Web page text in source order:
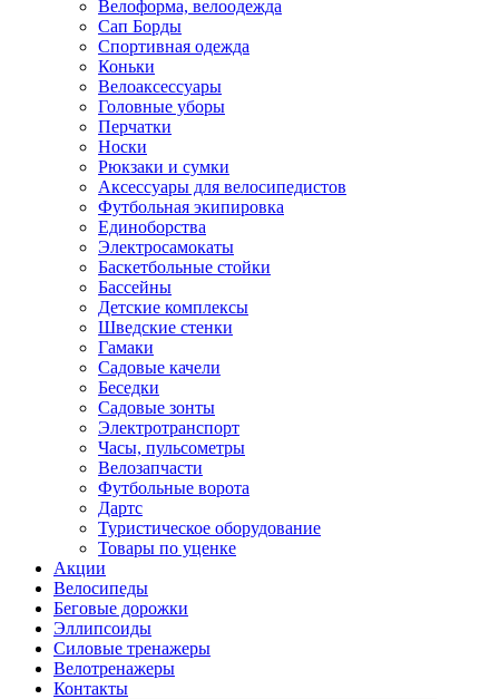
Велоформа, велоодежда
Сап Борды
Спортивная одежда
Коньки
Велоаксессуары
Головные уборы
Перчатки
Носки
Рюкзаки и сумки
Аксессуары для велосипедистов
Футбольная экипировка
Единоборства
Электросамокаты
Баскетбольные стойки
Бассейны
Детские комплексы
Шведские стенки
Гамаки
Садовые качели
Беседки
Садовые зонты
Электротранспорт
Часы, пульсометры
Велозапчасти
Футбольные ворота
Дартс
Туристическое оборудование
Товары по уценке
Акции
Велосипеды
Беговые дорожки
Эллипсоиды
Силовые тренажеры
Велотренажеры
Контакты